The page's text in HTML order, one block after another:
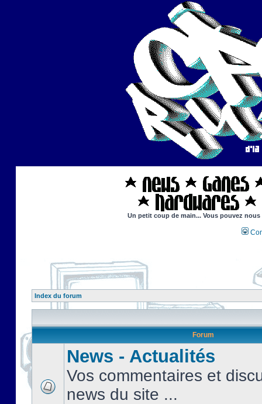
Un petit coup de main... Vous pouvez
Index du forum
Forum
News - Actualités
Vos commentaires et
news du site ...